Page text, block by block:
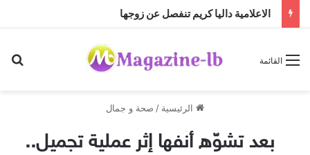
الاعلامية داليا كريم تنفصل عن زوجها
القائمة
الرئيسية / صحة و جمال
بعد تشوّه أنفها إثر عملية تجميل..